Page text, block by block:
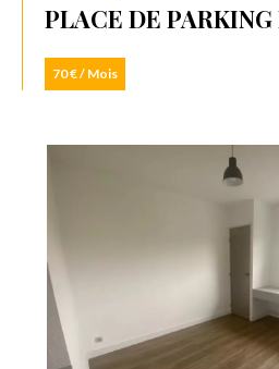
PLACE DE PARKING
70 € / Mois